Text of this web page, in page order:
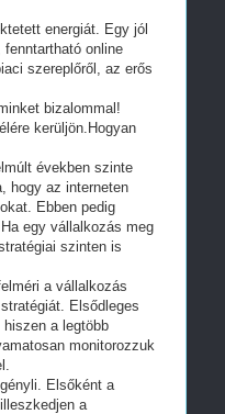
energiát. Egy jól
online
szereplőről, az erős
bizalommal!
kerüljön.Hogyan
években szinte
hogy az interneten
Ebben pedig
egy vállalkozás meg
szinten is
a vállalkozás
Elsődleges
a legtöbb
monitorozzuk
Elsőként a
a